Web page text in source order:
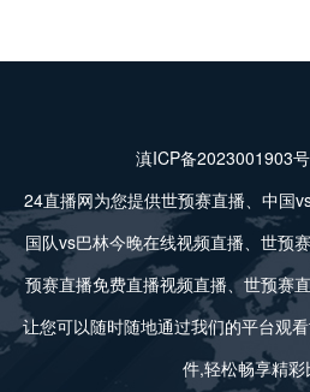
滇ICP备2023001903
24直播网为您提供世预赛直播、中国
国队vs巴林今晚在线视频直播、世预
预赛直播免费直播视频直播、世预赛
让您可以随时随地通过我们的平台观
件,轻松畅享精